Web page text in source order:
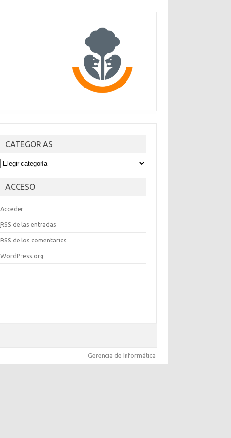
CATEGORIAS
CATEGORIAS
ACCESO
Acceder
RSS de las entradas
RSS de los comentarios
WordPress.org
Gerencia de Informática